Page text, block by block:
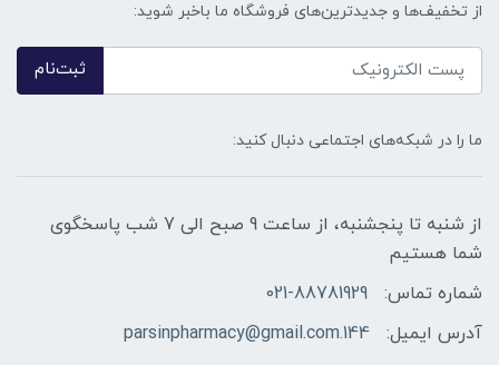
از تخفیف‌ها و جدیدترین‌های فروشگاه ما باخبر شوید:
ثبت‌نام
ما را در شبکه‌های اجتماعی دنبال کنید:
از شنبه تا پنجشنبه، از ساعت 9 صبح الی 7 شب پاسخگوی
شما هستیم
شماره تماس:
021-88781929
آدرس ایمیل:
144.parsinpharmacy@gmail.com